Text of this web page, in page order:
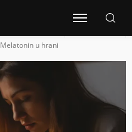
Melatonin u hrani